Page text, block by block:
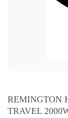
REMINGTON
TRAVEL